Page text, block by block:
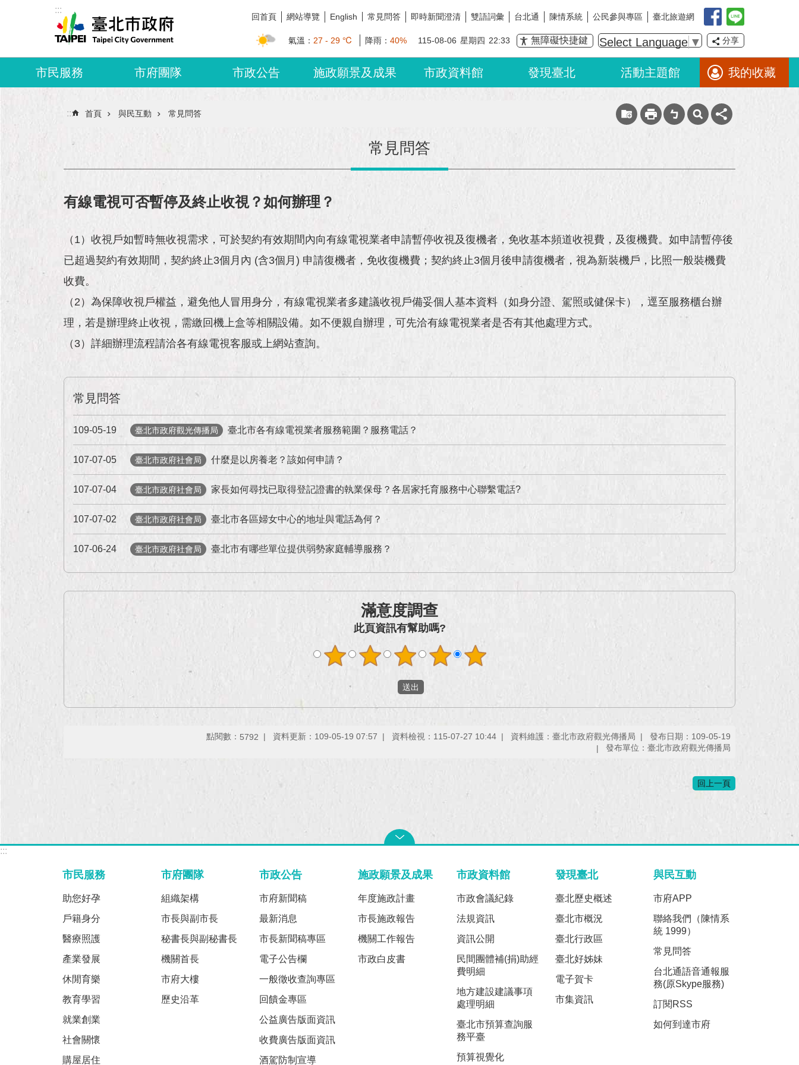
跳到主要內容區塊
:::
回首頁 網站導覽 English 常見問答 即時新聞澄清 雙語詞彙 台北通 陳情系統 公民參與專區 臺北旅遊網
氣溫： 27 - 29 ℃ 降雨： 40% 115-08-06 星期四 22:33 無障礙快捷鍵 Select Language ▼ 分享
市民服務 市府團隊 市政公告 施政願景及成果 市政資料館 發現臺北 活動主題館 我的收藏
::: 首頁 與民互動 常見問答
常見問答
有線電視可否暫停及終止收視？如何辦理？
（1）收視戶如暫時無收視需求，可於契約有效期間內向有線電視業者申請暫停收視及復機者，免收基本頻道收視費，及復機費。如申請暫停後
已超過契約有效期間，契約終止3個月內 (含3個月) 申請復機者，免收復機費；契約終止3個月後申請復機者，視為新裝機戶，比照一般裝機費
收費。
（2）為保障收視戶權益，避免他人冒用身分，有線電視業者多建議收視戶備妥個人基本資料（如身分證、駕照或健保卡），逕至服務櫃台辦
理，若是辦理終止收視，需繳回機上盒等相關設備。如不便親自辦理，可先洽有線電視業者是否有其他處理方式。
（3）詳細辦理流程請洽各有線電視客服或上網站查詢。
常見問答
109-05-19 臺北市政府觀光傳播局 臺北市各有線電視業者服務範圍？服務電話？
107-07-05 臺北市政府社會局 什麼是以房養老？該如何申請？
107-07-04 臺北市政府社會局 家長如何尋找已取得登記證書的執業保母？各居家托育服務中心聯繫電話?
107-07-02 臺北市政府社會局 臺北市各區婦女中心的地址與電話為何？
107-06-24 臺北市政府社會局 臺北市有哪些單位提供弱勢家庭輔導服務？
滿意度調查
此頁資訊有幫助嗎?
點閱數： 5792 資料更新：109-05-19 07:57 資料檢視：115-07-27 10:44 資料維護：臺北市政府觀光傳播局
發布日期：109-05-19
發布單位：臺北市政府觀光傳播局
回上一頁
:::
市民服務
助您好孕
戶籍身分
醫療照護
產業發展
休閒育樂
教育學習
就業創業
社會關懷
購屋居住
市府團隊
組織架構
市長與副市長
秘書長與副秘書長
機關首長
市府大樓
歷史沿革
市政公告
市府新聞稿
最新消息
市長新聞稿專區
電子公告欄
一般徵收查詢專區
回饋金專區
公益廣告版面資訊
收費廣告版面資訊
酒駕防制宣導
施政願景及成果
年度施政計畫
市長施政報告
機關工作報告
市政白皮書
市政資料館
市政會議紀錄
法規資訊
資訊公開
民間團體補(捐)助經
費明細
地方建設建議事項
處理明細
臺北市預算查詢服
務平臺
預算視覺化
發現臺北
臺北歷史概述
臺北市概況
臺北行政區
臺北好姊妹
電子賀卡
市集資訊
與民互動
市府APP
聯絡我們（陳情系
統 1999）
常見問答
台北通語音通報服
務(原Skype服務)
訂閱RSS
如何到達市府